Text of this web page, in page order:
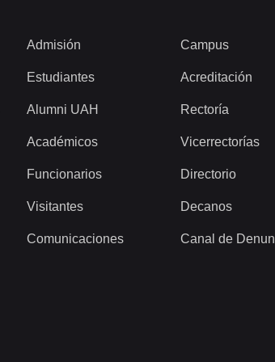
Admisión
Estudiantes
Alumni UAH
Académicos
Funcionarios
Visitantes
Comunicaciones
Campus
Acreditación
Rectoría
Vicerrectorías
Directorio
Decanos
Canal de